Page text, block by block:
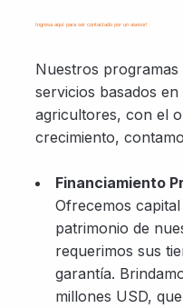
Ingresa aquí para ser contactado por un asesor!
Nuestros
servicios basados en
agricultores, con el
crecimiento,
Financiamiento
Ofrecemos
patrimonio de
requerimos sus
garantía.
millones USD,